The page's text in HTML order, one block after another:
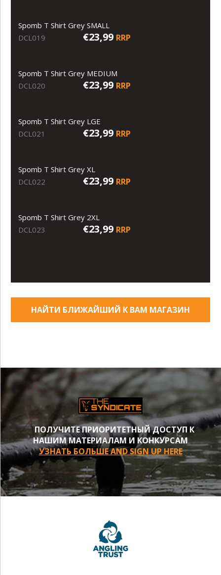
Spomb T Shirt Grey SMALL
DCL019
€23,99 RRP
Spomb T Shirt Grey MEDIUM
DCL020
€23,99 RRP
Spomb T Shirt Grey LGE
DCL021
€23,99 RRP
Spomb T Shirt Grey XL
DCL022
€23,99 RRP
Spomb T Shirt Grey 2XL
DCL023
€23,99 RRP
НАЙТИ БЛИЖАЙШИЙ К ВАМ МАГАЗИН
ПОЛУЧИТЕ ПРИОРИТЕТНЫЙ ДОСТУП К
НАШИМ МАТЕРИАЛАМ И КОНКУРСАМ
УЗНАТЬ БОЛЬШЕ AND SIGN UP HERE